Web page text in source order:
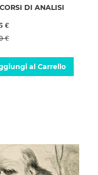
DI ANALISI
€
€
al Carrello
alla lista desideri